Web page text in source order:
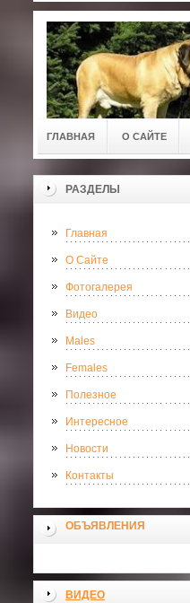
ГЛАВНАЯ О САЙТЕ
РАЗДЕЛЫ
Главная
О Сайте
Фотогалерея
Видео
Males
Females
Полезное
Интересное
Новости
Контакты
ОБЪЯВЛЕНИЯ
ВИДЕО